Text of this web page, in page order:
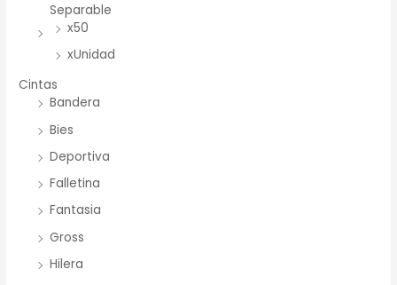
Separable
x50
xUnidad
Cintas
Bandera
Bies
Deportiva
Falletina
Fantasia
Gross
Hilera